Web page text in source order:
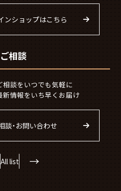
ンショップはこちら
相談
談をいつでも気軽に
情報をいち早くお届け
談・お問い合わせ
All list →